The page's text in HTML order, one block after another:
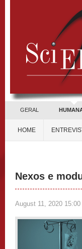
GERAL
HOME
Nexos e
August 11, 2020 15:00